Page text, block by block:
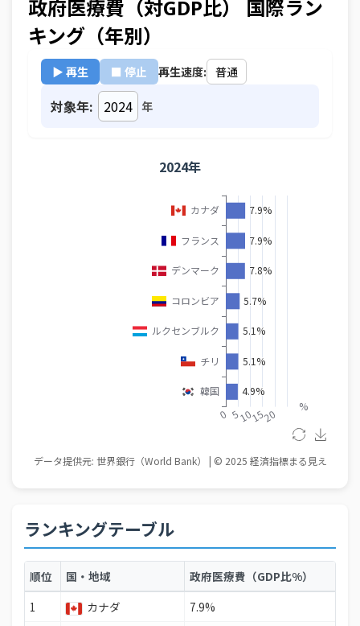
政府医療費（対GDP比） 国際ラン
キング（年別）
▶ 再生 ■ 停止 再生速度:
対象年: 年
ランキングテーブル
順位 国・地域
政府医療費（GDP比%）
1
カナダ
7.9%